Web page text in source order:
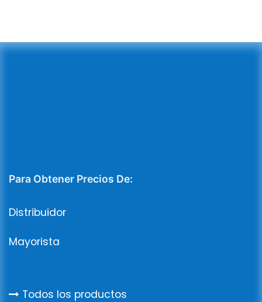
Para Obtener Precios De:
Distribuidor
Mayorista
Todos los productos